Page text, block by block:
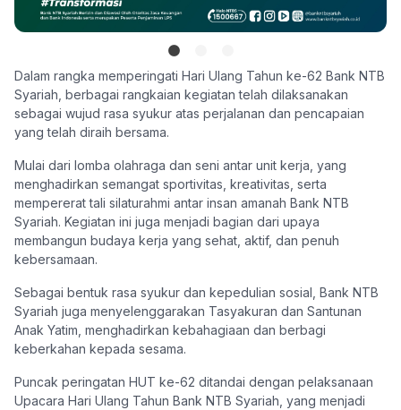
Dalam rangka memperingati Hari Ulang Tahun ke-62 Bank NTB
Syariah, berbagai rangkaian kegiatan telah dilaksanakan
sebagai wujud rasa syukur atas perjalanan dan pencapaian
yang telah diraih bersama.
Mulai dari lomba olahraga dan seni antar unit kerja, yang
menghadirkan semangat sportivitas, kreativitas, serta
mempererat tali silaturahmi antar insan amanah Bank NTB
Syariah. Kegiatan ini juga menjadi bagian dari upaya
membangun budaya kerja yang sehat, aktif, dan penuh
kebersamaan.
Sebagai bentuk rasa syukur dan kepedulian sosial, Bank NTB
Syariah juga menyelenggarakan Tasyakuran dan Santunan
Anak Yatim, menghadirkan kebahagiaan dan berbagi
keberkahan kepada sesama.
Puncak peringatan HUT ke-62 ditandai dengan pelaksanaan
Upacara Hari Ulang Tahun Bank NTB Syariah, yang menjadi